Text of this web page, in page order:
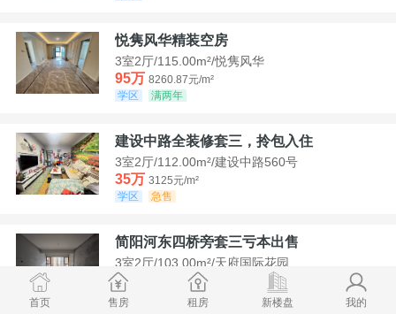
悦隽风华精装空房
3室2厅/115.00m²/悦隽风华
95万 8260.87元/m²
学区
满两年
建设中路全装修套三，拎包入住
3室2厅/112.00m²/建设中路560号
35万 3125元/m²
学区
急售
简阳河东四桥旁套三亏本出售
3室2厅/103.00m²/天府国际花园
78.8万
7650.49元/m²
学区
首页 售房 租房 新楼盘 我的